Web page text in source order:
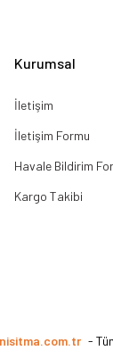
Kurumsal
İletişim
İletişim Formu
Havale Bildirim
Kargo Takibi
-